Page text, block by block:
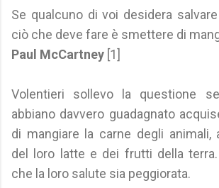
Se qualcuno di voi desidera
ciò che deve fare è smettere di
Paul McCartney [1]
Volentieri sollevo la questione
abbiano davvero guadagnato
di mangiare la carne degli animali,
del loro latte e dei frutti della
che la loro salute sia peggiorata.